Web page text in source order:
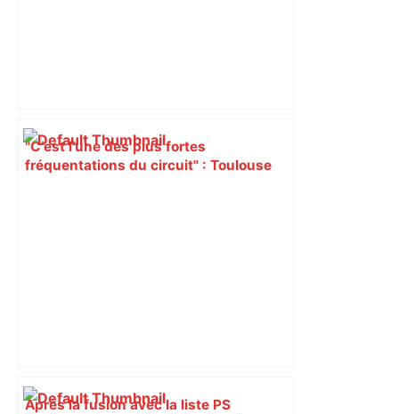
"C’est l’une des plus fortes
fréquentations du circuit" : Toulouse
Après la fusion avec la liste PS